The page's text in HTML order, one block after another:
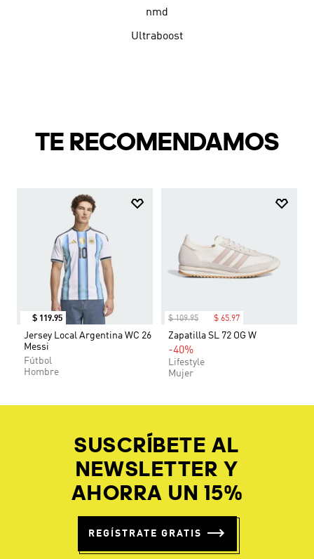
nmd
Ultraboost
TE RECOMENDAMOS
$ 119.95
Jersey Local Argentina WC 26
Messi
Fútbol
Hombre
$ 109.95 $ 65.97
Zapatilla SL 72 OG W
-40%
Lifestyle
Mujer
SUSCRÍBETE AL
NEWSLETTER Y
AHORRA UN 15%
REGÍSTRATE GRATIS